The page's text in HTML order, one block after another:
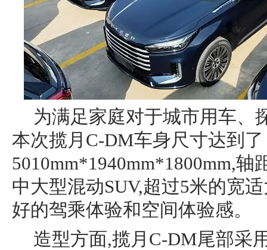
为满足家庭对于城市用车、
本次揽月C-DM车身尺寸达到了
5010mm*1940mm*1800mm,轴
中大型混动SUV,超过5米的宽
好的驾乘体验和空间体验感。
造型方面,揽月C-DM尾部采